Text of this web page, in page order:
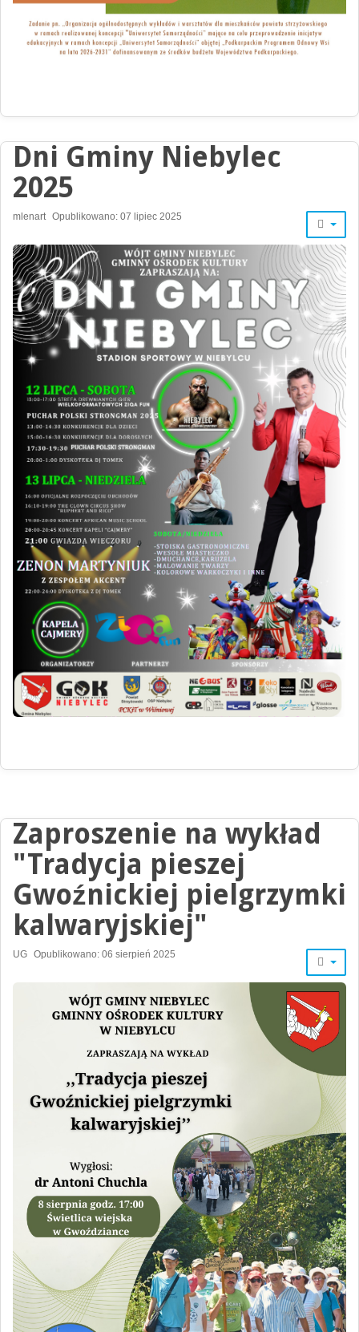
Dni Gminy Niebylec
2025
mlenart Opublikowano: 07 lipiec 2025
Zaproszenie na wykład
"Tradycja pieszej
Gwoźnickiej pielgrzymki
kalwaryjskiej"
UG Opublikowano: 06 sierpień 2025